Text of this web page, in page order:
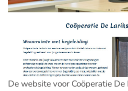
De website voor Coöperatie